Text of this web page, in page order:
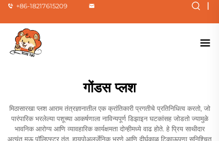
+86-18217615209 |
गोंडस प्लश
मिठासारखा प्लश आराम तंत्रज्ञानातील एक क्रांतिकारी प्रगतीचे प्रतिनिधित्व करतो, जो
पारंपारिक भरलेल्या पशूच्या आकर्षणाला नाविन्यपूर्ण डिझाइन घटकांसह जोडतो ज्यामुळे
भावनिक आरोग्य आणि व्यावहारिक कार्यक्षमता दोन्हीमध्ये वाढ होते. हे प्रिय साथीदार
अत्यंत मऊ पॉलिएस्टर तंतू, हायपोअलर्जेनिक भरणे आणि दीर्घकाळ टिकाऊपणा सुनिश्चित